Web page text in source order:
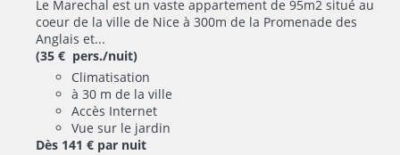
Le Marechal est un vaste appartement de 95m2 situé au
coeur de la ville de Nice à 300m de la Promenade des
Anglais et...
(35 € pers./nuit)
Climatisation
à 30 m de la ville
Accès Internet
Vue sur le jardin
Dès 141 € par nuit